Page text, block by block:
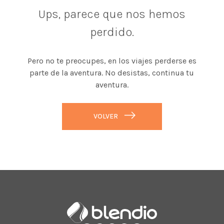
Ups, parece que nos hemos
perdido.
Pero no te preocupes, en los viajes perderse es
parte de la aventura. No desistas, continua tu
aventura.
VOLVER